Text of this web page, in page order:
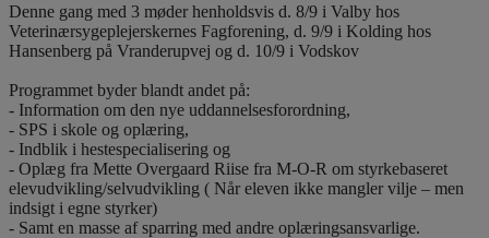
Denne gang med 3 møder henholdsvis d. 8/9 i Valby hos
Veterinærsygeplejerskernes Fagforening, d. 9/9 i Kolding hos
Hansenberg på Vranderupvej og d. 10/9 i Vodskov
Programmet byder blandt andet på:
- Information om den nye uddannelsesforordning,
- SPS i skole og oplæring,
- Indblik i hestespecialisering og
- Oplæg fra Mette Overgaard Riise fra M-O-R om styrkebaseret
elevudvikling/selvudvikling ( Når eleven ikke mangler vilje – men
indsigt i egne styrker)
- Samt en masse af sparring med andre oplæringsansvarlige.